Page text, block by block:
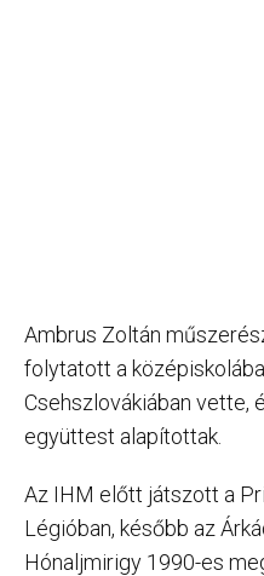
Ambrus Zoltán
folytatott a
Csehszlovákiában vette,
együttest alapítottak.
Az IHM előtt játszott a
Légióban, később az
Hónaljmirigy 1990-es